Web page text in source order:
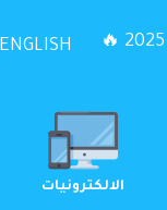
ENGLISH
الامهات والاطفال